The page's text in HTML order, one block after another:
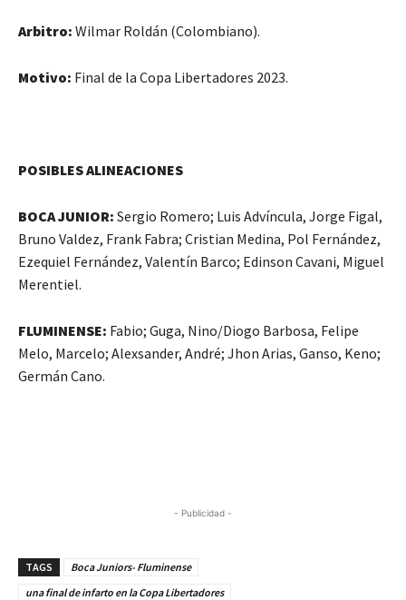
Arbitro: Wilmar Roldán (Colombiano).
Motivo: Final de la Copa Libertadores 2023.
POSIBLES ALINEACIONES
BOCA JUNIOR: Sergio Romero; Luis Advíncula, Jorge Figal,
Bruno Valdez, Frank Fabra; Cristian Medina, Pol Fernández,
Ezequiel Fernández, Valentín Barco; Edinson Cavani, Miguel
Merentiel.
FLUMINENSE: Fabio; Guga, Nino/Diogo Barbosa, Felipe
Melo, Marcelo; Alexsander, André; Jhon Arias, Ganso, Keno;
Germán Cano.
- Publicidad -
TAGS
Boca Juniors- Fluminense
una final de infarto en la Copa Libertadores